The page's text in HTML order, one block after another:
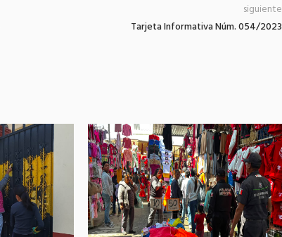
Tarjeta Informativa Núm. 054/2023
siguiente